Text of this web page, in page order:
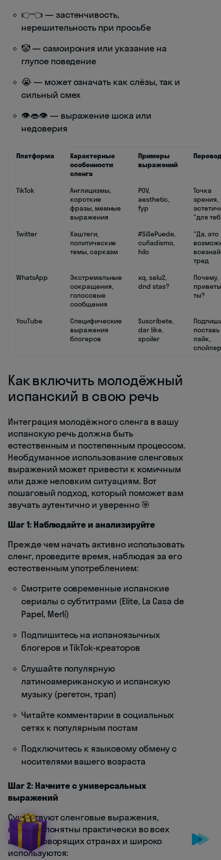
👉👈 — застенчивость,
нерешительность при просьбе
🤡 — самоирония или указание на
глупое поведение
😭 — может означать как слёзы, так и
сильный смех
👁️👄👁️ — выражение шока или
недоверия
Платформа
Характерные
особенности
сленга
Примеры
выражений
TikTok
Англицизмы,
короткие
фразы, мемные
выражения
POV,
aesthetic,
fyp
Точка
зрения,
"для
Twitter
Хэштеги,
политические
темы, сарказм
#SiSePuede,
cuñadismo,
hilo
"Да, это
тред
WhatsApp
Экстремальные
сокращения,
голосовые
сообщения
xq, salu2,
dnd stas?
Почему,
ты?
YouTube
Специфические
выражения
блогеров
Suscríbete,
dar like,
spoiler
поставь
лайк,
спойлер
Как включить молодёжный
испанский в свою речь
Интеграция молодёжного сленга в вашу
испанскую речь должна быть
естественным и постепенным процессом.
Необдуманное использование сленговых
выражений может привести к комичным
или даже неловким ситуациям. Вот
пошаговый подход, который поможет вам
звучать аутентично и уверенно 🎯
Шаг 1: Наблюдайте и анализируйте
Прежде чем начать активно использовать
сленг, проведите время, наблюдая за его
естественным употреблением:
Смотрите современные испанские
сериалы с субтитрами (Elite, La Casa de
Papel, Merlí)
Подпишитесь на испаноязычных
блогеров и TikTok-креаторов
Слушайте популярную
латиноамериканскую и испанскую
музыку (регетон, трап)
Читайте комментарии в социальных
сетях к популярным постам
Подключитесь к языковому обмену с
носителями вашего возраста
Шаг 2: Начните с универсальных
выражений
Существуют сленговые выражения,
которые понятны практически во всех
испаноговорящих странах и широко
используются: